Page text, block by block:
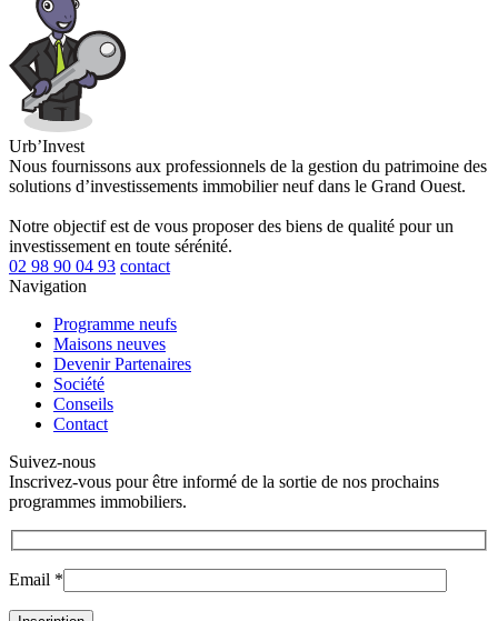
Urb’Invest
Nous fournissons aux professionnels de la gestion du patrimoine des
solutions d’investissements immobilier neuf dans le Grand Ouest.
Notre objectif est de vous proposer des biens de qualité pour un
investissement en toute sérénité.
02 98 90 04 93 contact
Navigation
Programme neufs
Maisons neuves
Devenir Partenaires
Société
Conseils
Contact
Suivez-nous
Inscrivez-vous pour être informé de la sortie de nos prochains
programmes immobiliers.
Email *